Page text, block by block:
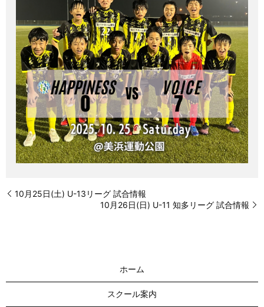
10月25日(土) U-13リーグ 試合情報
10月26日(日) U-11 知多リーグ 試合情報
ホーム
スクール案内